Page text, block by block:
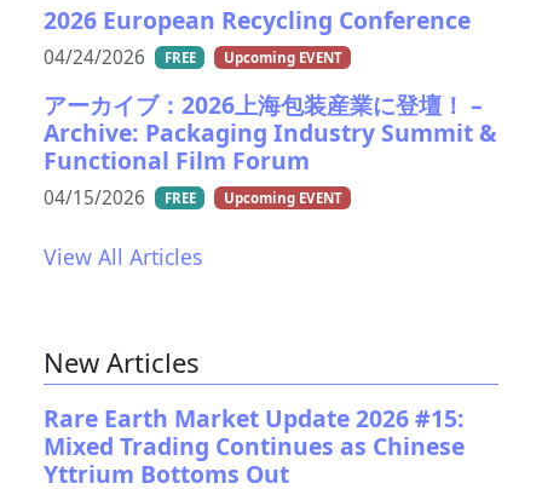
2026 European Recycling Conference
04/24/2026 FREE Upcoming EVENT
アーカイブ：2026上海包装産業に登壇！ –
Archive: Packaging Industry Summit &
Functional Film Forum
04/15/2026 FREE Upcoming EVENT
View All Articles
New Articles
Rare Earth Market Update 2026 #15:
Mixed Trading Continues as Chinese
Yttrium Bottoms Out